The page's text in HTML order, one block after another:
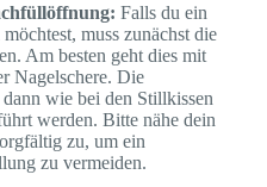
Falls du ein
muss zunächst die
Am besten geht dies mit
Nagelschere. Die
wie bei den Stillkissen
werden. Bitte nähe dein
zu, um ein
zu vermeiden.